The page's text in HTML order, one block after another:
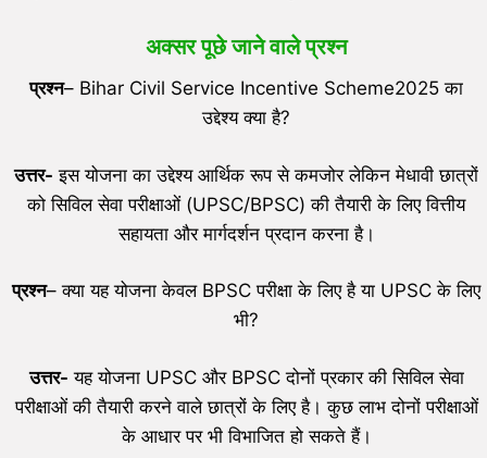
अक्सर पूछे जाने वाले प्रश्न
प्रश्न– Bihar Civil Service Incentive Scheme2025 का
उद्देश्य क्या है?
उत्तर- इस योजना का उद्देश्य आर्थिक रूप से कमजोर लेकिन मेधावी छात्रों
को सिविल सेवा परीक्षाओं (UPSC/BPSC) की तैयारी के लिए वित्तीय
सहायता और मार्गदर्शन प्रदान करना है।
प्रश्न– क्या यह योजना केवल BPSC परीक्षा के लिए है या UPSC के लिए
भी?
उत्तर- यह योजना UPSC और BPSC दोनों प्रकार की सिविल सेवा
परीक्षाओं की तैयारी करने वाले छात्रों के लिए है। कुछ लाभ दोनों परीक्षाओं
के आधार पर भी विभाजित हो सकते हैं।